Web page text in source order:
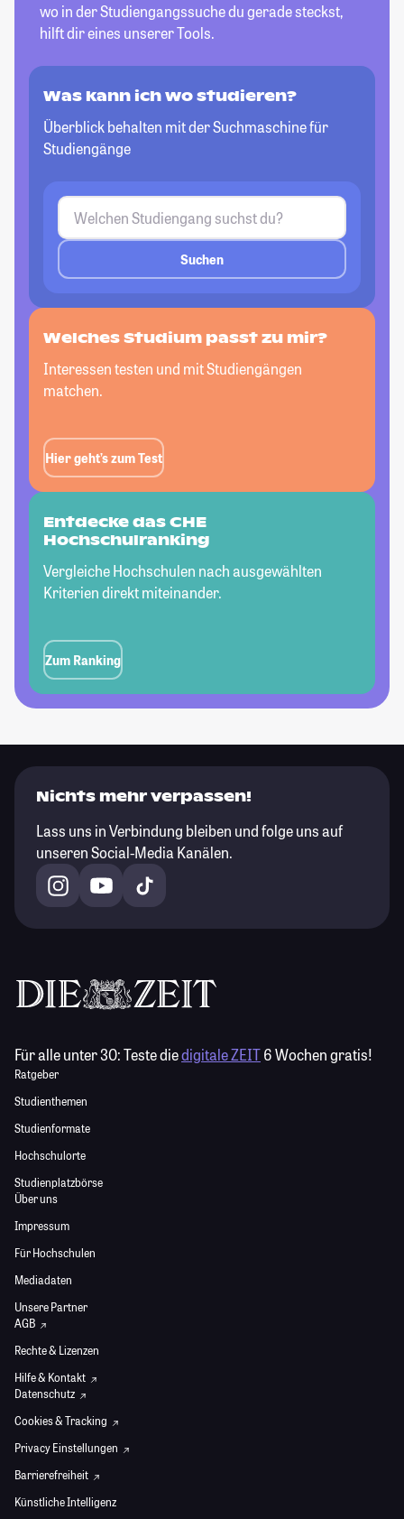
wo in der Studiengangssuche du gerade steckst,
hilft dir eines unserer Tools.
Was kann ich wo studieren?
Überblick behalten mit der Suchmaschine für
Studiengänge
Suchen
Welches Studium passtzu mir?
Interessen testen und mit Studiengängen
matchen.
Hier geht’s zum Test
Entdecke das CHE
Hochschulranking
Vergleiche Hochschulen nach ausgewählten
Kriterien direkt miteinander.
Zum Ranking
Nichts mehr verpassen!
Lass uns in Verbindung bleiben und folge uns auf
unseren Social-Media Kanälen.
Für alle unter 30:Teste diedigitale ZEIT6 Wochen gratis!
Ratgeber
Studienthemen
Studienformate
Hochschulorte
Studienplatzbörse
Über uns
Impressum
Für Hochschulen
Mediadaten
Unsere Partner
AGB
Rechte & Lizenzen
Hilfe & Kontakt
Datenschutz
Cookies & Tracking
Privacy Einstellungen
Barrierefreiheit
Künstliche Intelligenz